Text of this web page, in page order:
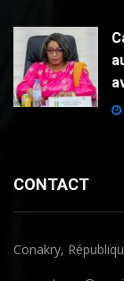
CONTACT
Conakry,